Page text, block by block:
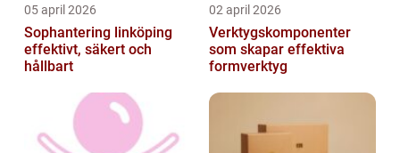
05 april 2026
Sophantering linköping
effektivt, säkert och
hållbart
02 april 2026
Verktygskomponenter
som skapar effektiva
formverktyg